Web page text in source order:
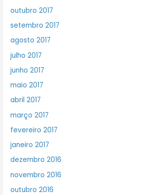
outubro 2017
setembro 2017
agosto 2017
julho 2017
junho 2017
maio 2017
abril 2017
março 2017
fevereiro 2017
janeiro 2017
dezembro 2016
novembro 2016
outubro 2016